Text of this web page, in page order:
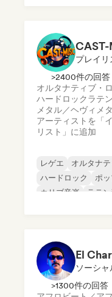
プレイリ
>2400件の回答
オルタナティブ・
ハードロックラテ
メタル／ヘヴィメ
アーティストを「
リスト」に追加
レゲエ
オルタナ
ハードロック
ポ
カリブ音楽
ラテ
>1300件の回答